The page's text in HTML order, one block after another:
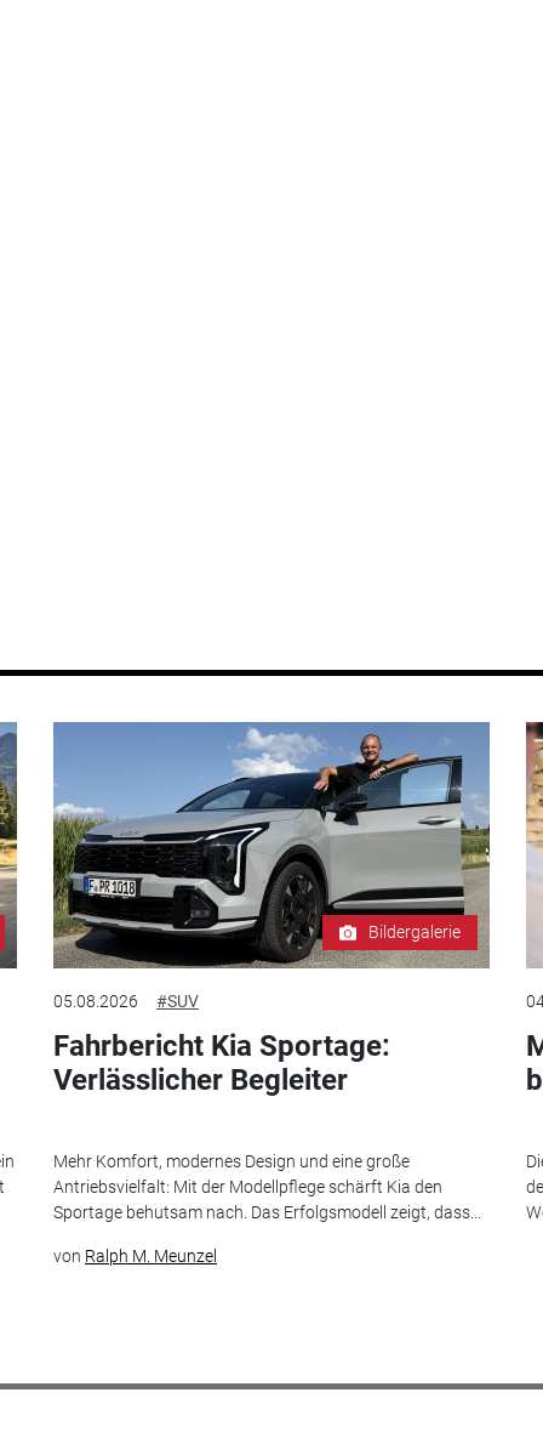
Bildergalerie
05.08.2026 #SUV
Fahrbericht Kia Sportage:
Verlässlicher Begleiter
Mehr Komfort, modernes Design und eine große
Antriebsvielfalt: Mit der Modellpflege schärft Kia den
Sportage behutsam nach. Das Erfolgsmodell zeigt, dass...
von Ralph M. Meunzel